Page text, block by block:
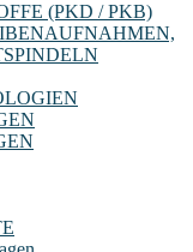
(PKD / PKB)